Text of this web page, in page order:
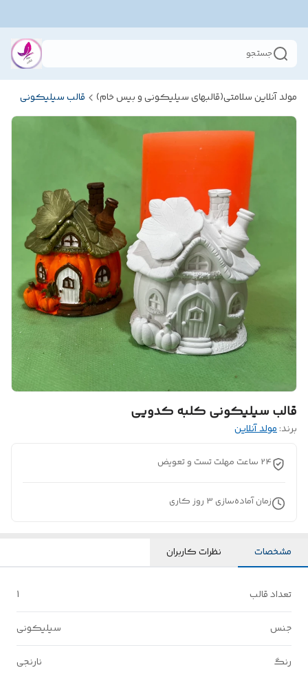
جستجو
مولد آنلاین سلامتی(قالبهای سیلیکونی و بیس خام) قالب سیلیکونی
قالب سیلیکونی کلبه کدویی
برند:مولد آنلاین
24 ساعت مهلت تست و تعویض
زمان آماده‌سازی 3 روز کاری
مشخصات نظرات کاربران
تعداد قالب 1
جنس سیلیکونی
رنگ نارنجی